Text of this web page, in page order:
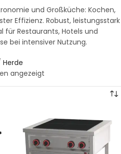
und Großküche: Kochen,
Effizienz. Robust, leistungsstark
für Restaurants, Hotels und
bei intensiver Nutzung.
Herde
angezeigt